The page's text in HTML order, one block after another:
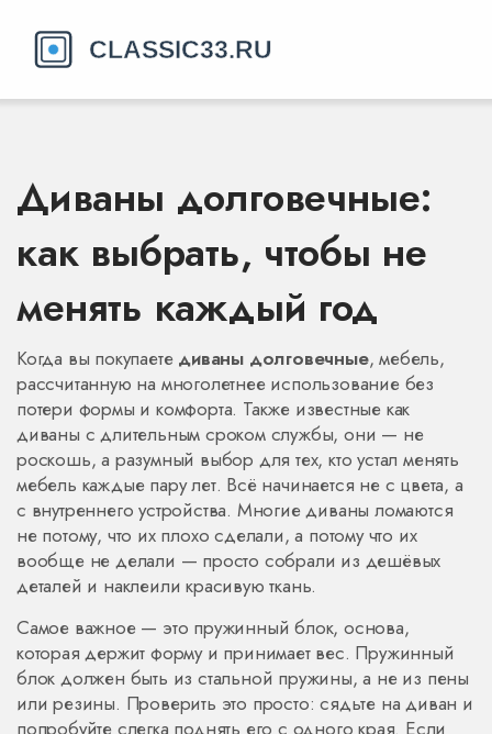
Диваны долговечные:
как выбрать, чтобы не
менять каждый год
Когда вы покупаете диваны долговечные,мебель,
рассчитанную на многолетнее использование без
потери формы и комфорта. Также известные как
диваны с длительным сроком службы, они — не
роскошь, а разумный выбор для тех, кто устал менять
мебель каждые пару лет. Всё начинается не с цвета, а
с внутреннего устройства. Многие диваны ломаются
не потому, что их плохо сделали, а потому что их
вообще не делали — просто собрали из дешёвых
деталей и наклеили красивую ткань.
Самое важное — это пружинный блок,основа,
которая держит форму и принимает вес. Пружинный
блок должен быть из стальной пружины, а не из пены
или резины. Проверить это просто: сядьте на диван и
попробуйте слегка поднять его с одного края. Если